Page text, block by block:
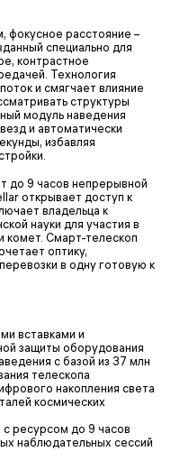
фокусное расстояние –
специально для
контрастное
Технология
и смягчает влияние
структуры
модуль наведения
и автоматически
избавляя
до 9 часов непрерывной
открывает доступ к
владельца к
науки для участия в
комет. Смарт-телескоп
оптику,
в одну готовую к
вставками и
защиты оборудования
с базой из 37 млн
телескопа
накопления света
космических
ресурсом до 9 часов
наблюдательных сессий